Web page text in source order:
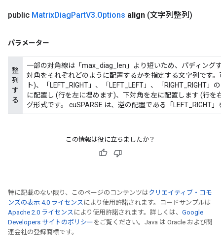
public MatrixDiagPartV3.Options align (文字列整列)
パラメーター
整
列
す
る
一部の対角線は「max_diag_len」より短いため、パディング
対角をそれぞれどのように配置するかを指定する文字列です
ト)、「LEFT_RIGHT」、「LEFT_LEFT」、「RIGHT_RIGHT
に配置し (行を左に埋めます)、下対角を左に配置します (行を
グ形式です。 cuSPARSE は、逆の配置である「LEFT_RIGHT
この情報は役に立ちましたか？
特に記載のない限り、このページのコンテンツはクリエイティブ・コモ
ンズの表示 4.0 ライセンス により使用許諾されます。コードサンプルは
Apache 2.0 ライセンス により使用許諾されます。詳しくは、 Google
Developers サイトのポリシー をご覧ください。Java は Oracle および関
連会社の登録商標です。